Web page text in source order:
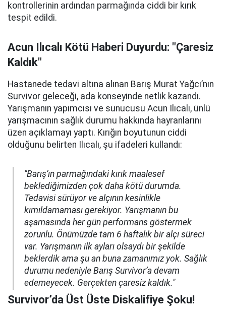
kontrollerinin ardından parmağında ciddi bir kırık
tespit edildi.
Acun Ilıcalı Kötü Haberi Duyurdu: "Çaresiz
Kaldık"
Hastanede tedavi altına alınan Barış Murat Yağcı’nın
Survivor geleceği, ada konseyinde netlik kazandı.
Yarışmanın yapımcısı ve sunucusu Acun Ilıcalı, ünlü
yarışmacının sağlık durumu hakkında hayranlarını
üzen açıklamayı yaptı. Kırığın boyutunun ciddi
olduğunu belirten Ilıcalı, şu ifadeleri kullandı:
"Barış’ın parmağındaki kırık maalesef
beklediğimizden çok daha kötü durumda.
Tedavisi sürüyor ve alçının kesinlikle
kımıldamaması gerekiyor. Yarışmanın bu
aşamasında her gün performans göstermek
zorunlu. Önümüzde tam 6 haftalık bir alçı süreci
var. Yarışmanın ilk ayları olsaydı bir şekilde
beklerdik ama şu an buna zamanımız yok. Sağlık
durumu nedeniyle Barış Survivor’a devam
edemeyecek. Gerçekten çaresiz kaldık."
Survivor’da Üst Üste Diskalifiye Şoku!